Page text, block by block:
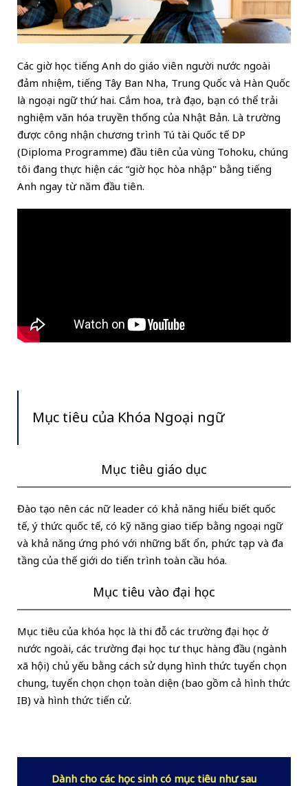
Các giờ học tiếng Anh do giáo viên người nước ngoài
đảm nhiệm, tiếng Tây Ban Nha, Trung Quốc và Hàn Quốc
là ngoại ngữ thứ hai. Cắm hoa, trà đạo, bạn có thể trải
nghiệm văn hóa truyền thống của Nhật Bản. Là trường
được công nhận chương trình Tú tài Quốc tế DP
(Diploma Programme) đầu tiên của vùng Tohoku, chúng
tôi đang thực hiện các “giờ học hòa nhập" bằng tiếng
Anh ngay từ năm đầu tiên.
Mục tiêu của Khóa Ngoại ngữ
Mục tiêu giáo dục
Đào tạo nên các nữ leader có khả năng hiểu biết quốc
tế, ý thức quốc tế, có kỹ năng giao tiếp bằng ngoại ngữ
và khả năng ứng phó với những bất ổn, phức tạp và đa
tầng của thế giới do tiến trình toàn cầu hóa.
Mục tiêu vào đại học
Mục tiêu của khóa học là thi đỗ các trường đại học ở
nước ngoài, các trường đại học tư thục hàng đầu (ngành
xã hội) chủ yếu bằng cách sử dụng hình thức tuyển chọn
chung, tuyển chọn chọn toàn diện (bao gồm cả hình thức
IB) và hình thức tiến cử.
Dành cho các học sinh có mục tiêu như sau